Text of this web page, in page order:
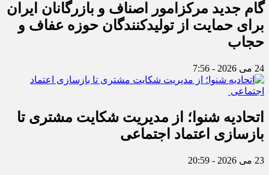
گام جدید مرکزامور اصناف و بازرگانان ایران
برای حمایت از تولیدکنندگان حوزه عفاف و
حجاب
24 می 2026 - 7:56
اتحادیه شنوا؛ از مدیریت شکایت مشتری تا
بازسازی اعتماد اجتماعی ‌
23 می 2026 - 20:59